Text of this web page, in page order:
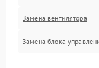
Замена вентилятора
Замена блока